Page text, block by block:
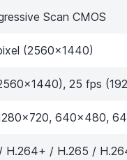
Scan CMOS
(2560x1440)
25 fps
640x480,
H.264+ / H.265 /